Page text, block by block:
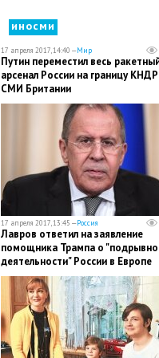
иносми
17 апреля 2017, 14:40 —Мир
Путин переместил весь
арсенал России на границу КНДР
СМИ Британии
17 апреля 2017, 13:45 —Россия
Лавров ответил на заявление
помощника Трампа о
деятельности" России в Европе